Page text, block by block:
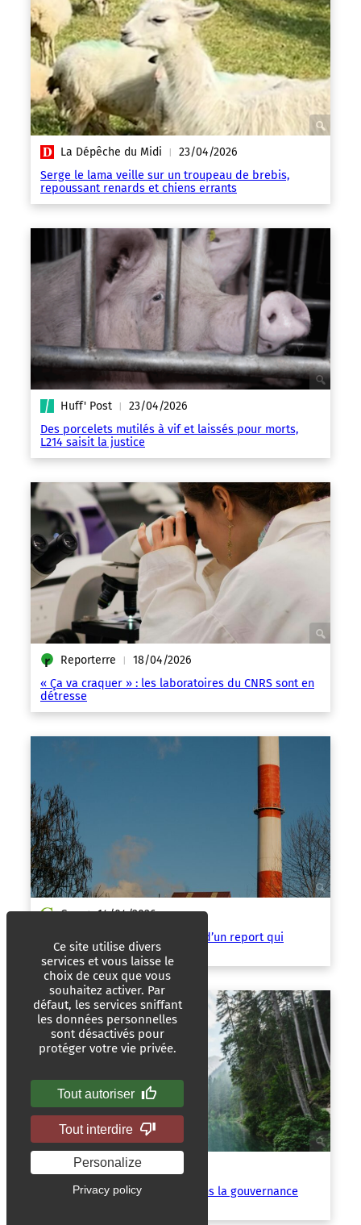
La Dépêche du Midi | 23/04/2026
Serge le lama veille sur un troupeau de brebis,
repoussant renards et chiens errants
Huff' Post | 23/04/2026
Des porcelets mutilés à vif et laissés pour morts,
L214 saisit la justice
Reporterre | 18/04/2026
« Ça va craquer » : les laboratoires du CNRS sont en
détresse
Geo | 14/04/2026
Taxe sur les PFAS : les dessous d’un report qui
arrange bien l’industrie
Reporterre | 13/04/2026
Morbihan : la FNSEA s’invite dans la gouvernance
Ce site utilise divers
services et vous laisse le
choix de ceux que vous
souhaitez activer. Par
défaut, les services sniffant
les données personnelles
sont désactivés pour
protéger votre vie privée.
Tout autoriser
Tout interdire
Personalize
Privacy policy